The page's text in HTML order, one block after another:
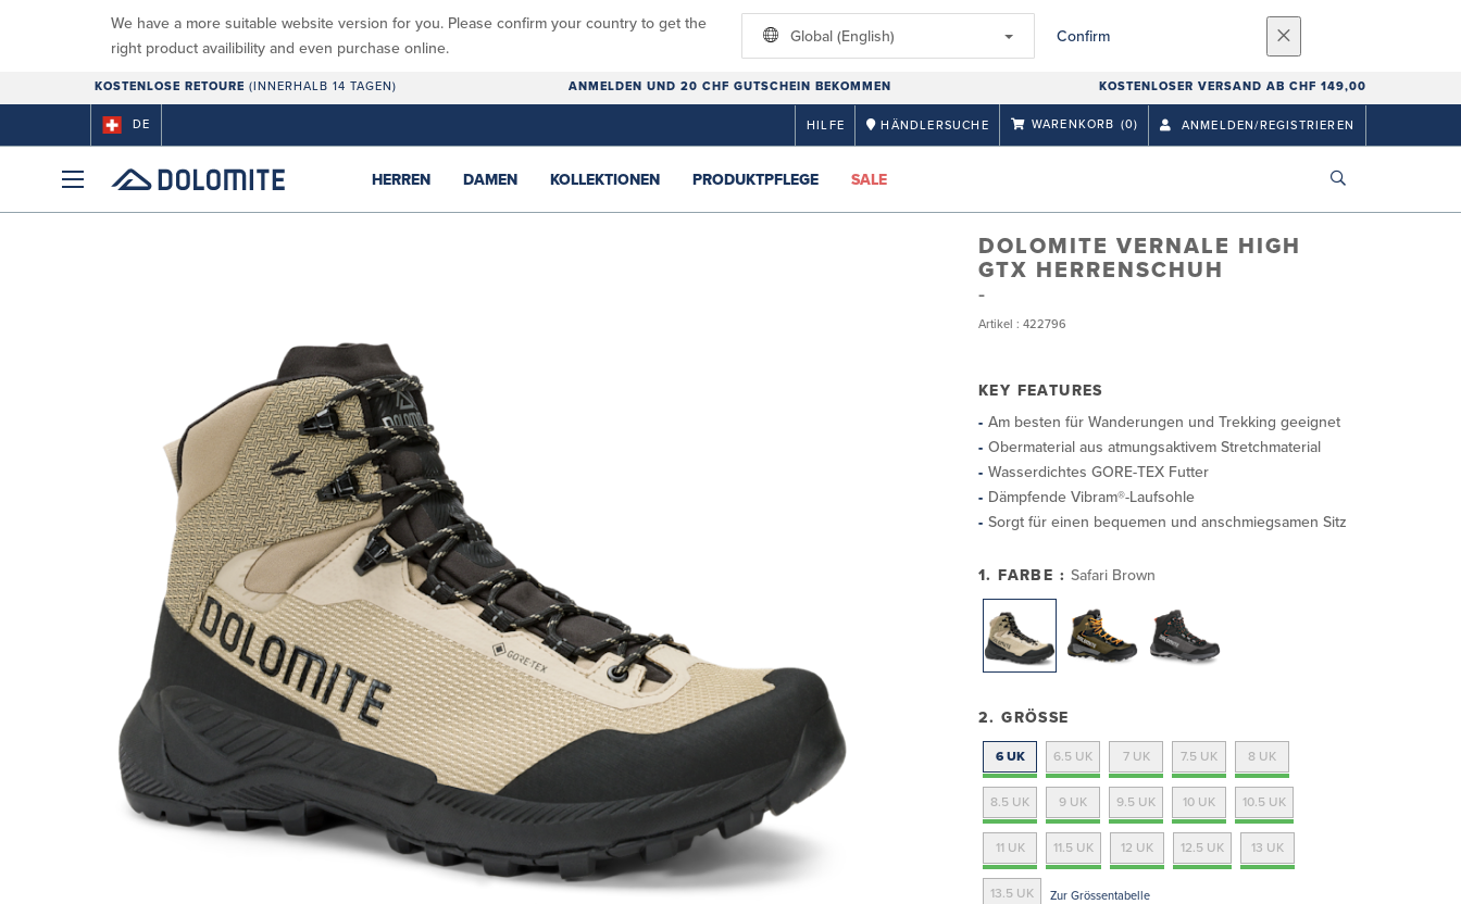
We have a more suitable website version for you. Please confirm your country to get the
right product availibility and even purchase online.
Global (English) Confirm
KOSTENLOSE RETOURE (INNERHALB 14 TAGEN) ANMELDEN UND 20 CHF GUTSCHEIN BEKOMMEN KOSTENLOSER VERSAND AB CHF 149,00
DE HILFE HÄNDLERSUCHE WARENKORB (0) ANMELDEN/REGISTRIEREN
HERREN DAMEN KOLLEKTIONEN PRODUKTPFLEGE SALE
DOLOMITE VERNALE HIGH
GTX HERRENSCHUH
Artikel : 422796
KEY FEATURES
Am besten für Wanderungen und Trekking geeignet
Obermaterial aus atmungsaktivem Stretchmaterial
Wasserdichtes GORE-TEX Futter
Dämpfende Vibram®-Laufsohle
Sorgt für einen bequemen und anschmiegsamen Sitz
1. FARBE :Safari Brown
2. GRÖSSE
6 UK 6.5 UK 7 UK 7.5 UK 8 UK
8.5 UK 9 UK 9.5 UK 10 UK 10.5 UK
11 UK 11.5 UK 12 UK 12.5 UK 13 UK
13.5 UK Zur Grössentabelle